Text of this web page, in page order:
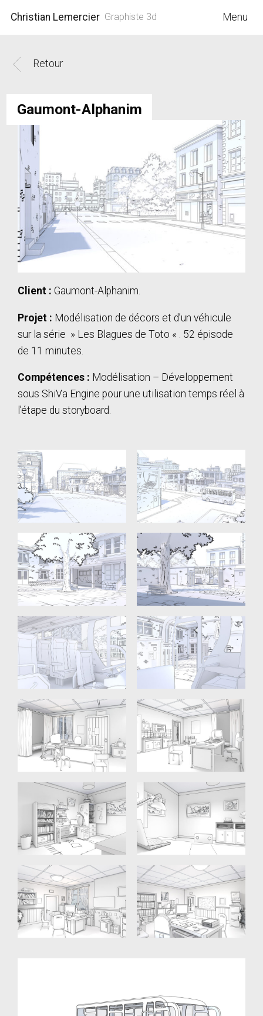
Christian Lemercier Graphiste 3d Menu
Retour
Gaumont-Alphanim
Client : Gaumont-Alphanim.
Projet : Modélisation de décors et d’un véhicule
sur la série » Les Blagues de Toto « . 52 épisode
de 11 minutes.
Compétences : Modélisation – Développement
sous ShiVa Engine pour une utilisation temps réel à
l’étape du storyboard.